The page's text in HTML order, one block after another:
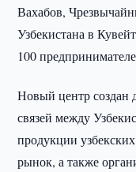
Вахабов,
Узбекистана в
100
Новый центр создан
связей между
продукции
рынок, а также